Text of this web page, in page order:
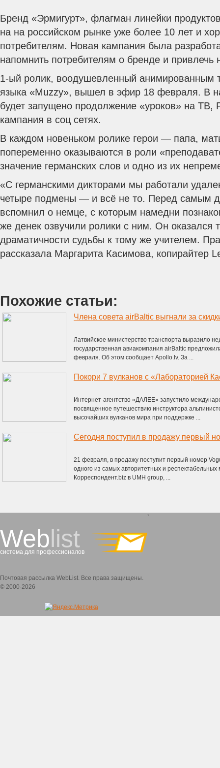
Бренд «Эрмигурт», флагман линейки
на на российском рынке уже более 10 лет и
потребителям. Новая кампания была
напомнить потребителям о бренде и привлечь
1-ый ролик, воодушевленный анимированным
языка «Muzzy», вышел в эфир 18 февраля. В
будет запущено продолжение «уроков» на ТВ,
кампания в соц сетях.
В каждом новеньком ролике герои — папа,
попеременно оказываются в роли
значение германских слов и одно из их
«С германскими дикторами мы работали
четыре подмены — и всё не то. Перед самым
вспомнил о немце, с которым намедни
же денек озвучили ролики с ним. Он оказался
драматичности судьбы к тому же учителем.
рассказала Маргарита Касимова, копирайтер
Похожие статьи:
Члена совета airBaltic выгнали за
Латвийское министерство транспорта выразило
государственная авиакомпания airBaltic
февраля. Об этом сообщает Apollo.lv. За ...
Покори 7 вулканов с «Лабораторией
Интернет-агентство «ДАЛЕЕ» запустило
посвященное путешествию инструктора
высочайших вулканов мира при поддержке ...
Сегодня поступил в продажу первый
21 февраля, в продажу поступит первый номер
одного из самых авторитетных и
Корреспондент.biz в UMH group, ...
Weblist
система для профессионалов
`
Почтовая рассылка WebList. Все права защищены.
© 2000-2026